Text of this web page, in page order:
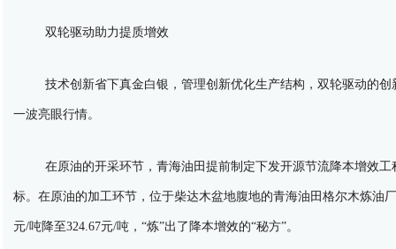
双轮驱动助力提质增效
技术创新省下真金白银，管理创新优化生产结构，双轮驱动的
一波亮眼行情。
在原油的开采环节，青海油田提前制定下发开源节流降本增效
标。在原油的加工环节，位于柴达木盆地腹地的青海油田格尔木炼油
元/吨降至324.67元/吨，“炼”出了降本增效的“秘方”。